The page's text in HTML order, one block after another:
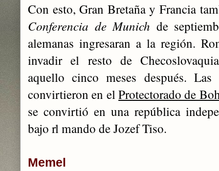
Con esto, Gran Bretaña y Francia
Conferencia de Munich de
alemanas ingresaran a la región.
invadir el resto de
aquello cinco meses después. Las
convirtieron en elProtectorado de
se convirtió en una república
bajo rl mando de Jozef Tiso.
Memel